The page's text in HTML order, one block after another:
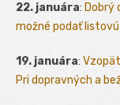
22. januára: Dobrý
možné podať listovú
19. januára:
Pri dopravných a